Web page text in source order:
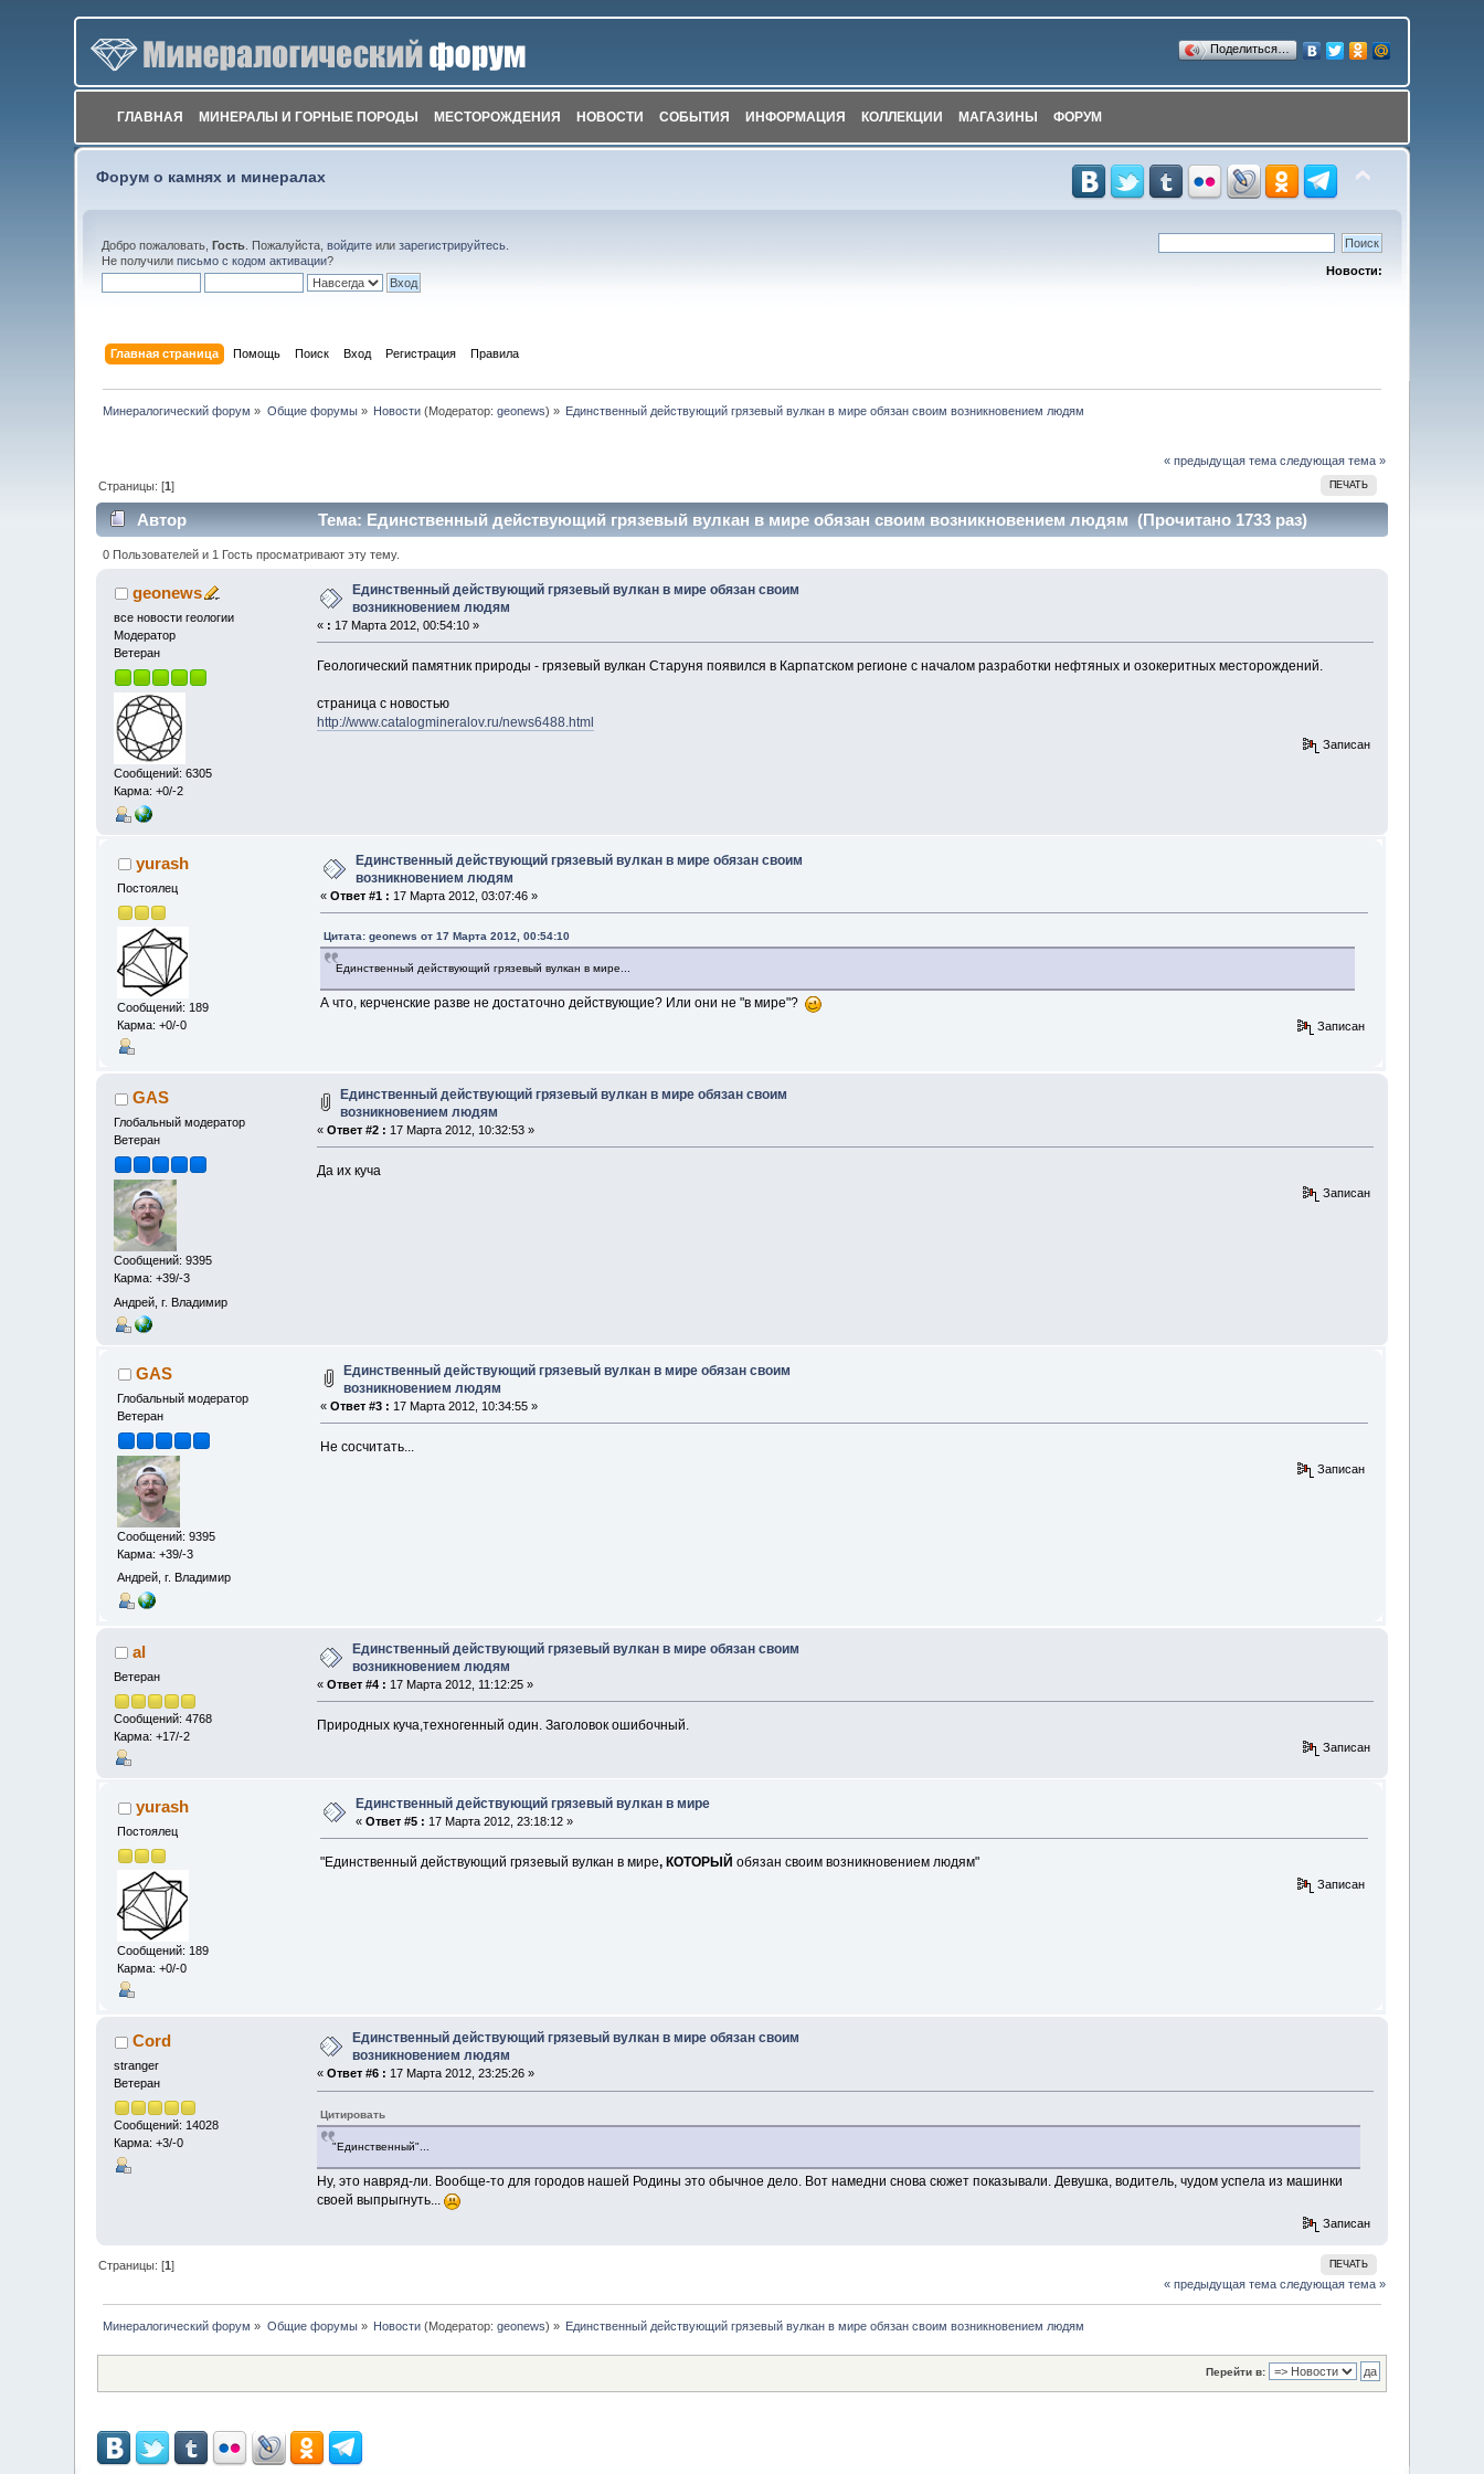
Поделиться…
ГЛАВНАЯ МИНЕРАЛЫ И ГОРНЫЕ ПОРОДЫ МЕСТОРОЖДЕНИЯ НОВОСТИ СОБЫТИЯ ИНФОРМАЦИЯ КОЛЛЕКЦИИ МАГАЗИНЫ ФОРУМ
Форум о камнях и минералах
Добро пожаловать,Гость . Пожалуйста,войдите илизарегистрируйтесь
Не получилиписьмо с кодом активации?
Новости:
Главная страница Помощь Поиск Вход Регистрация Правила
Минералогический форум » Общие форумы» Новости (Модератор:geonews) » Единственный действующий грязевый вулкан в мире обязан своим возникновением людям
« предыдущая тема следующая тема »
ПЕЧАТЬ
Страницы: [1]
Автор Тема: Единственный действующий грязевый вулкан в мире обязан своим возникновением людям (Прочитано 1733 раз)
0 Пользователей и 1 Гость просматривают эту тему.
geonews
все новости геологии
Модератор
Ветеран
Сообщений: 6305
Карма: +0/-2
Единственный действующий грязевый вулкан в мире обязан своим
возникновением людям
« : 17 Марта 2012, 00:54:10 »
Геологический памятник природы - грязевый вулкан Старуня появился в Карпатском регионе с началом разработки нефтяных и озокеритных месторождений.
страница с новостью
http://www.catalogmineralov.ru/news6488.html
Записан
yurash
Постоялец
Сообщений: 189
Карма: +0/-0
Единственный действующий грязевый вулкан в мире обязан своим
возникновением людям
« Ответ #1 : 17 Марта 2012, 03:07:46 »
Цитата: geonews от 17 Марта 2012, 00:54:10
Единственный действующий грязевый вулкан в мире...
А что, керченские разве не достаточно действующие? Или они не "в мире"?
Записан
GAS
Глобальный модератор
Ветеран
Сообщений: 9395
Карма: +39/-3
Андрей, г. Владимир
Единственный действующий грязевый вулкан в мире обязан своим
возникновением людям
« Ответ #2 : 17 Марта 2012, 10:32:53 »
Да их куча
Записан
GAS
Глобальный модератор
Ветеран
Сообщений: 9395
Карма: +39/-3
Андрей, г. Владимир
Единственный действующий грязевый вулкан в мире обязан своим
возникновением людям
« Ответ #3 : 17 Марта 2012, 10:34:55 »
Не сосчитать...
Записан
al
Ветеран
Сообщений: 4768
Карма: +17/-2
Единственный действующий грязевый вулкан в мире обязан своим
возникновением людям
« Ответ #4 : 17 Марта 2012, 11:12:25 »
Природных куча,техногенный один. Заголовок ошибочный.
Записан
yurash
Постоялец
Сообщений: 189
Карма: +0/-0
Единственный действующий грязевый вулкан в мире
«Ответ #5 : 17 Марта 2012, 23:18:12 »
"Единственный действующий грязевый вулкан в мире, КОТОРЫЙ обязан своим возникновением людям"
Записан
Cord
stranger
Ветеран
Сообщений: 14028
Карма: +3/-0
Единственный действующий грязевый вулкан в мире обязан своим
возникновением людям
« Ответ #6 : 17 Марта 2012, 23:25:26 »
Цитировать
"Единственный"...
Ну, это навряд-ли. Вообще-то для городов нашей Родины это обычное дело. Вот намедни снова сюжет показывали. Девушка, водитель, чудом успела из машинки
своей выпрыгнуть...
Записан
ПЕЧАТЬ
Страницы: [1]
« предыдущая тема следующая тема »
Минералогический форум » Общие форумы» Новости (Модератор:geonews) » Единственный действующий грязевый вулкан в мире обязан своим возникновением людям
Перейти в: